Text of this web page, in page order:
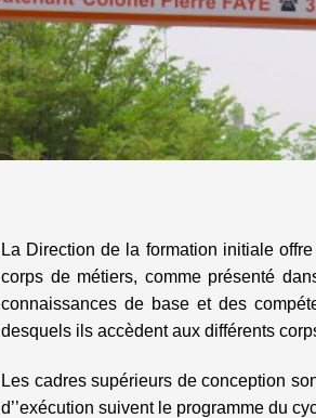
La Direction de la formation initiale
corps de métiers, comme présenté
connaissances de base et des
desquels ils accèdent aux différents
Les cadres supérieurs de conception
d’’exécution suivent le programme du